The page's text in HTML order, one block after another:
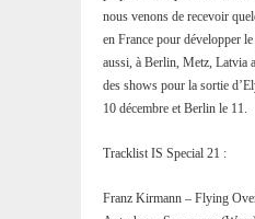
nous venons de recevoir
en France pour développer
aussi, à Berlin, Metz, Latvia
des shows pour la sortie
10 décembre et Berlin le 11.
Tracklist IS Special 21 :
Franz Kirmann – Flying